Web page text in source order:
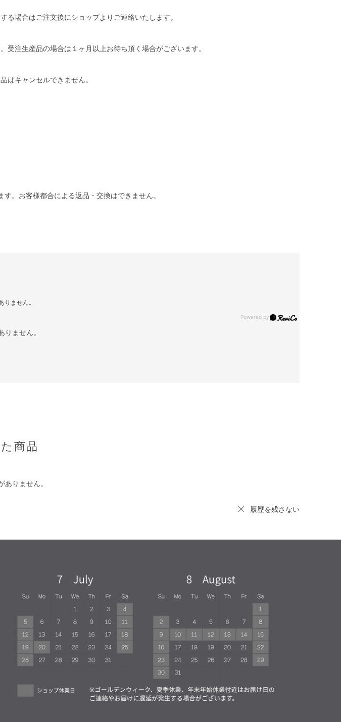
場合はご注文後にショップよりご連絡いたします。
注生産品の場合は１ヶ月以上お待ち頂く場合がございます。
はキャンセルできません。
。お客様都合による返品・交換はできません。
りません。
りません。
商品
ありません。
履歴を残さない